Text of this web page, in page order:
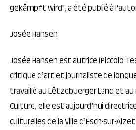
gekämpft wird", a été publié à
Josée Hansen
Josée Hansen est autrice (Piccolo
critique d’art et journaliste de
travaillé au Lëtzebuerger Land et
Culture, elle est aujourd’hui
culturelles de la Ville d’Esch-sur-